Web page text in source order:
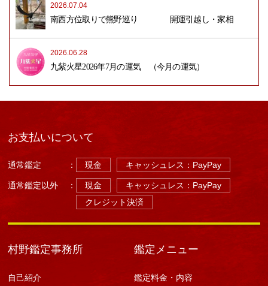
2026.07.04
南西方位取りで熊野巡り 開運引越し・家相
2026.06.28
九紫火星2026年7月の運気 （今月の運気）
お支払いについて
通常鑑定 ： 現金 キャッシュレス：PayPay
通常鑑定以外 ： 現金
キャッシュレス：PayPay
クレジット決済
村野鑑定事務所
自己紹介
鑑定メニュー
鑑定料金・内容